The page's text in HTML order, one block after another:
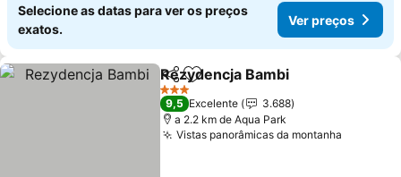
Selecione as datas para ver os preços
exatos.
Ver preços
PartilharAdicionar aos favoritos
Rezydencja Bambi
3 Estrelas
9,5 Excelente
3.688
a 2.2 km de Aqua Park
Vistas panorâmicas da montanha